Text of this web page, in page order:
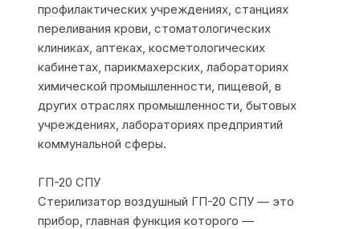
профилактических учреждениях, станциях
переливания крови, стоматологических
клиниках, аптеках, косметологических
кабинетах, парикмахерских, лабораториях
химической промышленности, пищевой, в
других отраслях промышленности, бытовых
учреждениях, лабораториях предприятий
коммунальной сферы.
ГП-20 СПУ
Стерилизатор воздушный ГП-20 СПУ — это
прибор, главная функция которого —